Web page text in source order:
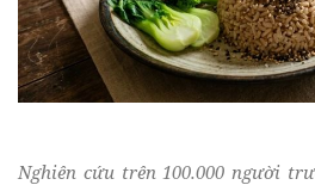
Nghiên cứu trên 100.000 người